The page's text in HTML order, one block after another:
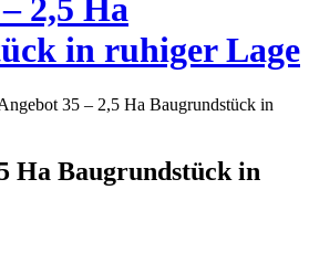
2,5 Ha
in ruhiger Lage
35 – 2,5 Ha Baugrundstück in
Ha Baugrundstück in